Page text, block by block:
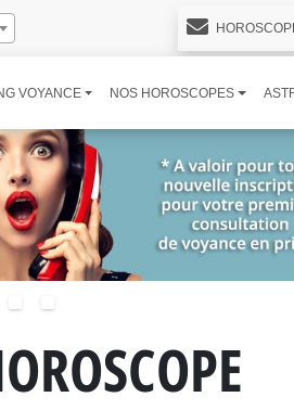
VOYANCE NOS HOROSCOPES